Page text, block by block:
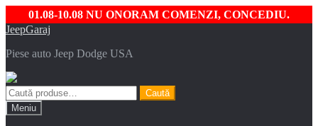
01.08-10.08 NU ONORAM COMENZI, CONCEDIU.
Sari
navigare
Sari
conținut
JeepGaraj
Piese auto Jeep Dodge USA
Caută
după:
Caută
Meniu